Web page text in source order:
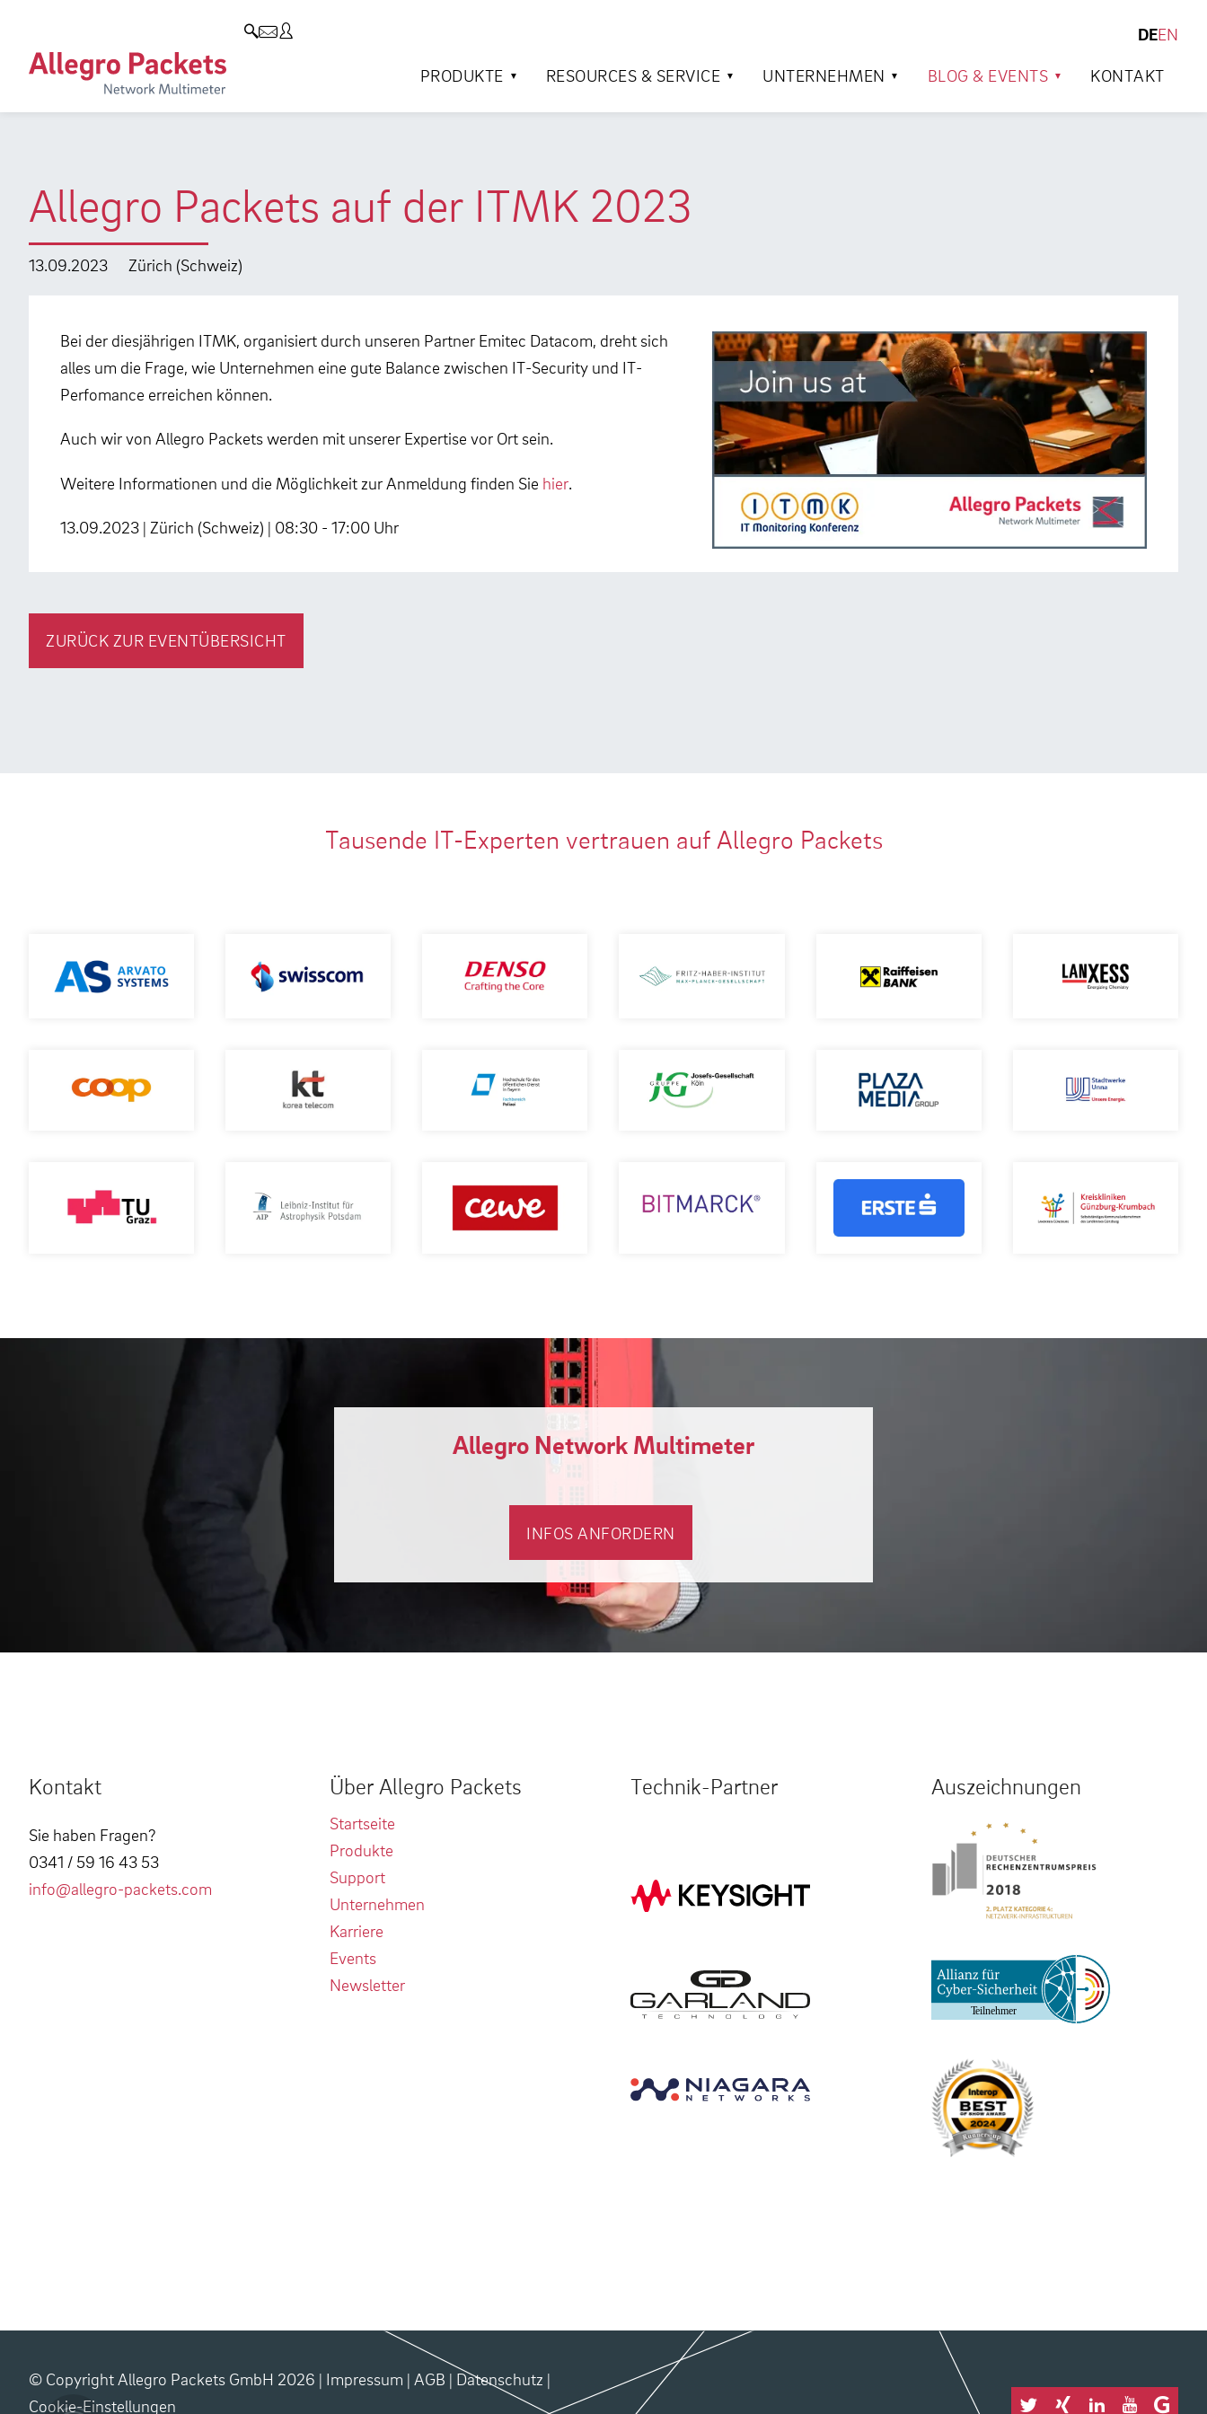
DEEN
PRODUKTE
RESOURCES & SERVICE UNTERNEHMEN BLOG & EVENTS KONTAKT
Allegro Packets auf der ITMK 2023
13.09.2023 Zürich (Schweiz)
Bei der diesjährigen ITMK, organisiert durch unseren Partner Emitec Datacom, dreht sich
alles um die Frage, wie Unternehmen eine gute Balance zwischen IT-Security und IT-
Perfomance erreichen können.
Auch wir von Allegro Packets werden mit unserer Expertise vor Ort sein.
Weitere Informationen und die Möglichkeit zur Anmeldung finden Sie hier.
13.09.2023 | Zürich (Schweiz) | 08:30 - 17:00 Uhr
ZURÜCK ZUR EVENTÜBERSICHT
Tausende IT-Experten vertrauen auf Allegro Packets
Allegro Network Multimeter
INFOS ANFORDERN
Kontakt
Sie haben Fragen?
0341 / 59 16 43 53
info@allegro-packets.com
Über Allegro Packets
Startseite
Produkte
Support
Unternehmen
Karriere
Events
Newsletter
Technik-Partner Auszeichnungen
© Copyright Allegro Packets GmbH 2026 | Impressum | AGB | Datenschutz |
Cookie-Einstellungen
Allegro Network Multimeter
Analyse-Module
Resources & Service
Use Cases
Solution Briefs
Case Studies
Videos
Produkt-Handbuch
Unternehmen
Unternehmen
Kunden
Umweltschutz
Forschung und Lehre